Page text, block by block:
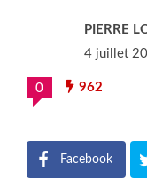
PIERRE
4 juillet
0 962
Facebook